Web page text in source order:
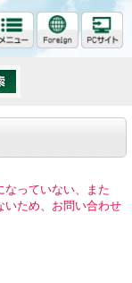
なっていない、また
いため、お問い合わせ